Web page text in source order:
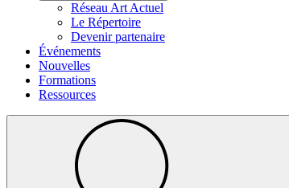
Réseau Art Actuel
Le Répertoire
Devenir partenaire
Événements
Nouvelles
Formations
Ressources